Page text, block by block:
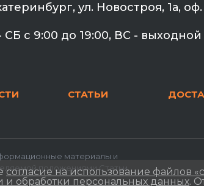
ул. Новостроя, 1а, оф.
СБ с 9:00 до 19:00, ВС - выходной
СТАТЬИ
материалы и
положениями Статьи
согласие на использование файлов
обработки персональных данных.